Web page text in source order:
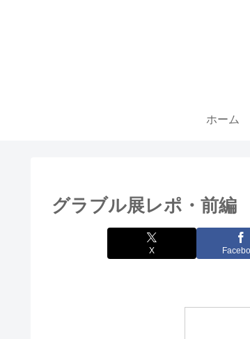
ホーム
グラブル展レポ・前編
X